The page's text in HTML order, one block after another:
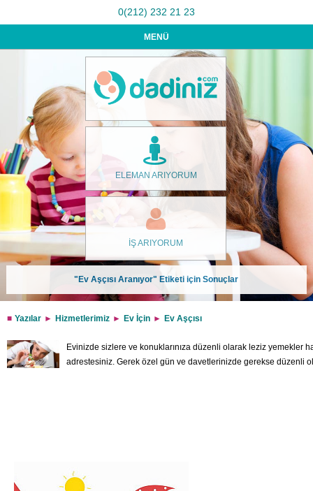
0(212) 232 21 23
MENÜ
ELEMAN ARIYORUM
İŞ ARIYORUM
"Ev Aşçısı Aranıyor" Etiketi için Sonuçlar
Yazılar Hizmetlerimiz Ev İçin Ev Aşçısı
Evinizde sizlere ve konuklarınıza düzenli olarak leziz yemekler
adrestesiniz. Gerek özel gün ve davetlerinizde gerekse düzenli